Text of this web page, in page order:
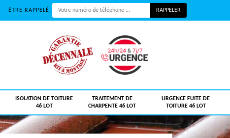
ÊTRE RAPPELÉ
ISOLATION DE TOITURE
46 LOT
TRAITEMENT DE
CHARPENTE 46 LOT
URGENCE FUITE DE
TOITURE 46 LOT